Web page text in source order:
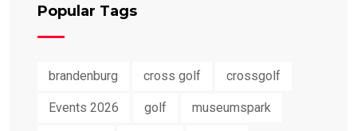
Popular Tags
brandenburg cross golf crossgolf
Events 2026 golf museumspark